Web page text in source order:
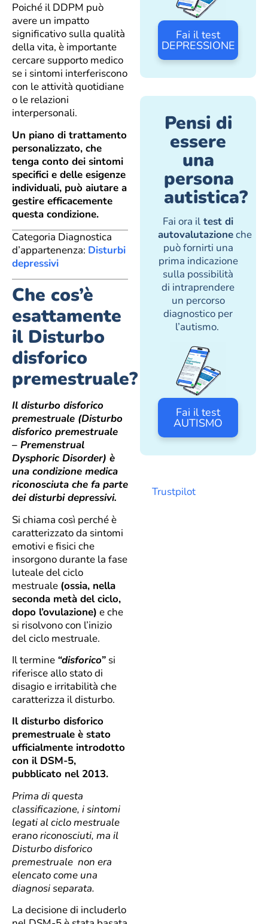
Poiché il DDPM può
avere un impatto
significativo sulla qualità
della vita, è importante
cercare supporto medico
se i sintomi interferiscono
con le attività quotidiane
o le relazioni
interpersonali.
Un piano di trattamento
personalizzato, che
tenga conto dei sintomi
specifici e delle esigenze
individuali, può aiutare a
gestire efficacemente
questa condizione.
Categoria Diagnostica
d’appartenenza: Disturbi
depressivi
Che cos’è
esattamente
il Disturbo
disforico
premestruale?
Il disturbo disforico
premestruale (Disturbo
disforico premestruale
– Premenstrual
Dysphoric Disorder) è
una condizione medica
riconosciuta che fa parte
dei disturbi depressivi.
Si chiama così perché è
caratterizzato da sintomi
emotivi e fisici che
insorgono durante la fase
luteale del ciclo
mestruale (ossia, nella
seconda metà del ciclo,
dopo l’ovulazione) e che
si risolvono con l’inizio
del ciclo mestruale.
Il termine “disforico” si
riferisce allo stato di
disagio e irritabilità che
caratterizza il disturbo.
Il disturbo disforico
premestruale è stato
ufficialmente introdotto
con il DSM-5,
pubblicato nel 2013.
Prima di questa
classificazione, i sintomi
legati al ciclo mestruale
erano riconosciuti, ma il
Disturbo disforico
premestruale non era
elencato come una
diagnosi separata.
La decisione di includerlo
Fai il test
DEPRESSIONE
Pensi di
essere
una
persona
autistica?
Fai ora il test di
autovalutazioneche
può fornirti una
prima indicazione
sulla possibilità
di intraprendere
un percorso
diagnostico per
l’autismo.
Fai il test
AUTISMO
Trustpilot